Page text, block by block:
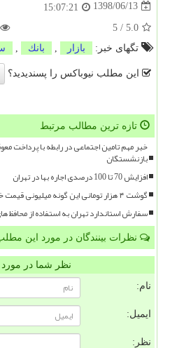
1398/06/13
15:07:21
5.0
/
5
تگهای خبر:
بازار بانك
این مطلب نیوباکس را پسندیدید؟
تازه ترین مطالب مرتبط
خبر مهم تامین اجتماعی در رابطه با پرداخت
بازنشستگان
افزایش 70 تا 100 درصدی اجاره بها در تهران
گوشت ۴ هزار تومانی این گونه میلیونی قیمت خورد
سفارش استاندارد تهران به استفاده از محافظ
نظرات بینندگان در مورد این
نظر شما در
نام:
ایمیل:
نظر: